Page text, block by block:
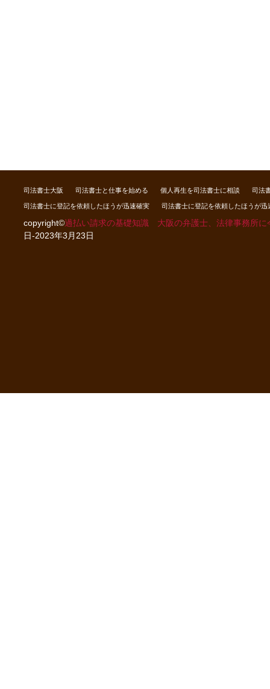
司法書士大阪 司法書士と仕事を始める 個人再生を司法書士に相談 司法
司法書士に登記を依頼したほうが迅速確実 司法書士に登記を依頼したほうが迅
copyright©過払い請求の基礎知識 大阪の弁護士、法律事務所
日-2023年3月23日